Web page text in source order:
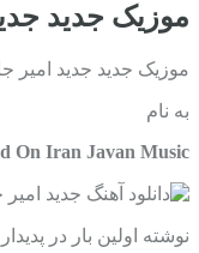
موزیک جدید
موزیک جدید جديد امیر
به نام
On Iran Javan Music
نوشته اولین بار در